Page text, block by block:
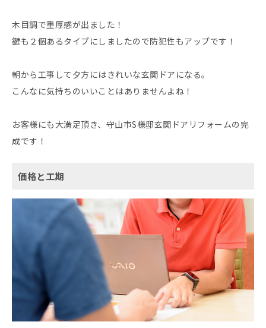
木目調で重厚感が出ました！
鍵も２個あるタイプにしましたので防犯性もアップです！
朝から工事して夕方にはきれいな玄関ドアになる。
こんなに気持ちのいいことはありませんよね！
お客様にも大満足頂き、守山市S様邸玄関ドアリフォームの完
成です！
価格と工期